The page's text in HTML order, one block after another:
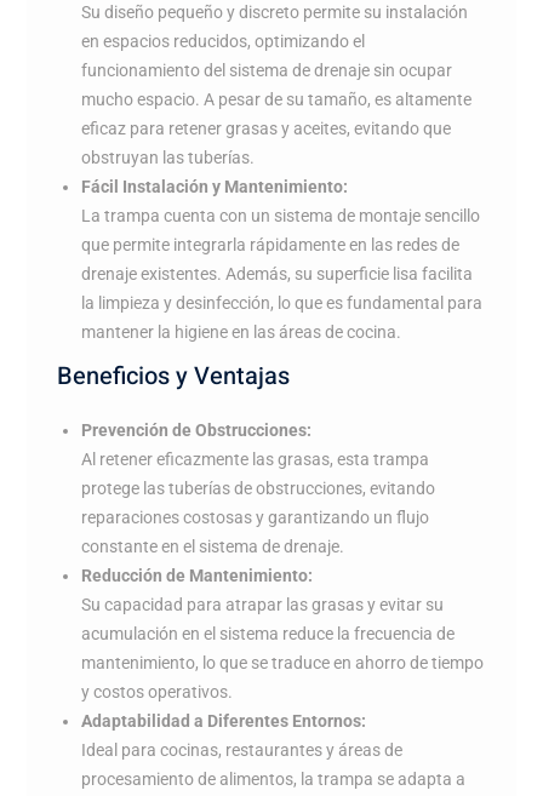
Su diseño pequeño y discreto permite su instalación
en espacios reducidos, optimizando el
funcionamiento del sistema de drenaje sin ocupar
mucho espacio. A pesar de su tamaño, es altamente
eficaz para retener grasas y aceites, evitando que
obstruyan las tuberías.
Fácil Instalación y Mantenimiento:
La trampa cuenta con un sistema de montaje sencillo
que permite integrarla rápidamente en las redes de
drenaje existentes. Además, su superficie lisa facilita
la limpieza y desinfección, lo que es fundamental para
mantener la higiene en las áreas de cocina.
Beneficios y Ventajas
Prevención de Obstrucciones:
Al retener eficazmente las grasas, esta trampa
protege las tuberías de obstrucciones, evitando
reparaciones costosas y garantizando un flujo
constante en el sistema de drenaje.
Reducción de Mantenimiento:
Su capacidad para atrapar las grasas y evitar su
acumulación en el sistema reduce la frecuencia de
mantenimiento, lo que se traduce en ahorro de tiempo
y costos operativos.
Adaptabilidad a Diferentes Entornos:
Ideal para cocinas, restaurantes y áreas de
procesamiento de alimentos, la trampa se adapta a